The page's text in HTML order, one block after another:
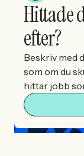
Hittade
efter?
Beskriv med
som om du
hittar jobb